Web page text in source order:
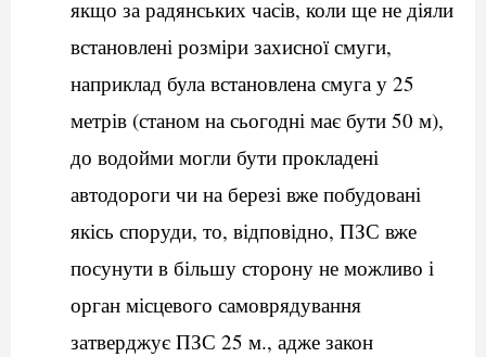
якщо за радянських часів, коли ще не діяли
встановлені розміри захисної смуги,
наприклад була встановлена смуга у 25
метрів (станом на сьогодні має бути 50 м),
до водойми могли бути прокладені
автодороги чи на березі вже побудовані
якісь споруди, то, відповідно, ПЗС вже
посунути в більшу сторону не можливо і
орган місцевого самоврядування
затверджує ПЗС 25 м., адже закон